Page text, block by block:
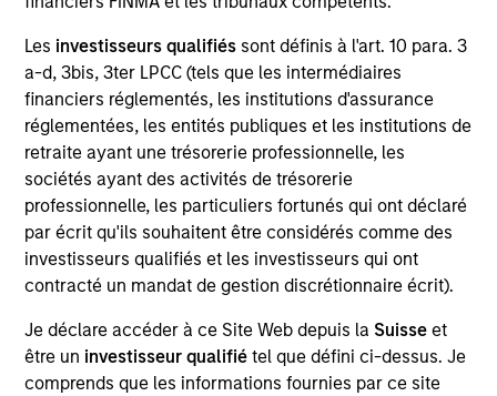
Les investisseurs qualifiés sont définis à l'art. 10 para. 3
a-d, 3bis, 3ter LPCC (tels que les intermédiaires
financiers réglementés, les institutions d'assurance
réglementées, les entités publiques et les institutions de
retraite ayant une trésorerie professionnelle, les
sociétés ayant des activités de trésorerie
professionnelle, les particuliers fortunés qui ont déclaré
par écrit qu'ils souhaitent être considérés comme des
investisseurs qualifiés et les investisseurs qui ont
contracté un mandat de gestion discrétionnaire écrit).
Je déclare accéder à ce Site Web depuis la Suisse et
être un investisseur qualifiétel que défini ci-dessus. Je
comprends que les informations fournies par ce site
Invested on
Mar 2000
Transaction Type
Follow-On
Realization Date
Jan 2001
Business-to-business company focused on the design and
construction market. Acquired by Autodesk.
Investment Team
Morgan Stanley Expansion Capital